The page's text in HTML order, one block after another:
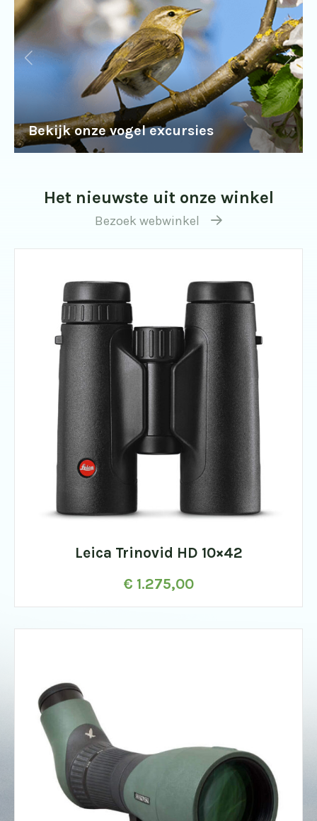
Bekijk onze vogel excursies
Het nieuwste uit onze winkel
Bezoek webwinkel
Leica Trinovid HD 10×42
€ 1.275,00